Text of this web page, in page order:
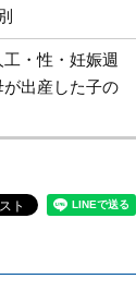
・性・妊娠週
出産した子の